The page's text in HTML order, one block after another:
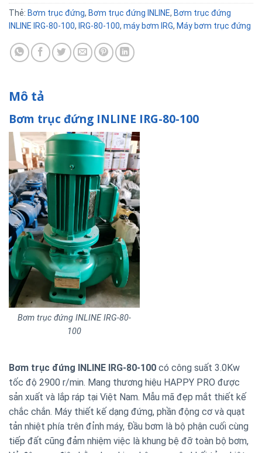
Thẻ: Bơm trục đứng, Bơm trục đứng INLINE, Bơm trục đứng
INLINE IRG-80-100, IRG-80-100, máy bơm IRG, Máy bơm trục đứng
Mô tả
Bơm trục đứng INLINE IRG-80-100
Bơm trục đứng INLINE IRG-80-
100
Bơm trục đứng INLINE IRG-80-100 có công suất 3.0Kw
tốc độ 2900 r/min. Mang thương hiệu HAPPY PRO được
sản xuất và lắp ráp tại Việt Nam. Mẫu mã đẹp mắt thiết kế
chắc chắn. Máy thiết kế dạng đứng, phần động cơ và quạt
tản nhiệt phía trên đỉnh máy, Đầu bơm là bộ phận cuối cùng
tiếp đất cũng đảm nhiệm việc là khung bệ đỡ toàn bộ bơm,